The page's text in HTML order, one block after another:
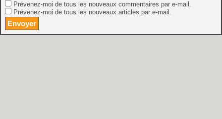
Prévenez-moi de tous les nouveaux commentaires par e-mail.
Prévenez-moi de tous les nouveaux articles par e-mail.